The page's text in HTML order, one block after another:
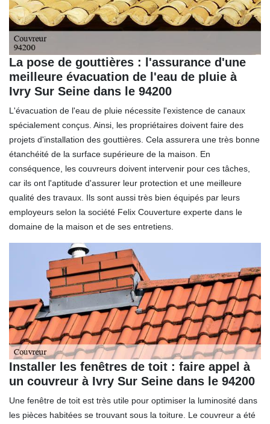
La pose de gouttières : l'assurance d'une
meilleure évacuation de l'eau de pluie à
Ivry Sur Seine dans le 94200
L'évacuation de l'eau de pluie nécessite l'existence de canaux
spécialement conçus. Ainsi, les propriétaires doivent faire des
projets d'installation des gouttières. Cela assurera une très bonne
étanchéité de la surface supérieure de la maison. En
conséquence, les couvreurs doivent intervenir pour ces tâches,
car ils ont l'aptitude d'assurer leur protection et une meilleure
qualité des travaux. Ils sont aussi très bien équipés par leurs
employeurs selon la société Felix Couverture experte dans le
domaine de la maison et de ses entretiens.
Installer les fenêtres de toit : faire appel à
un couvreur à Ivry Sur Seine dans le 94200
Une fenêtre de toit est très utile pour optimiser la luminosité dans
les pièces habitées se trouvant sous la toiture. Le couvreur a été